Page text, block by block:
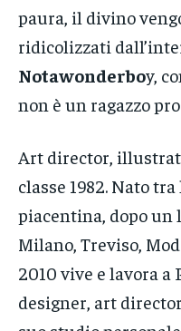
paura, il divino
ridicolizzati
Notawonderboy,
non è un ragazzo
Art director,
classe 1982. Nato
piacentina, dopo un
Milano, Treviso,
2010 vive e lavora a
designer, art